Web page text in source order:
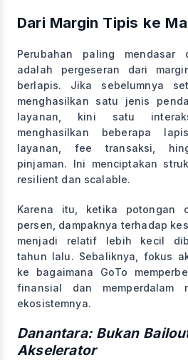
Dari Margin Tipis ke
Perubahan paling mendasar
adalah pergeseran dari
berlapis. Jika sebelumnya
menghasilkan satu jenis
layanan, kini satu
menghasilkan beberapa
layanan, fee transaksi,
pinjaman. Ini menciptakan
resilient dan scalable.
Karena itu, ketika potongan
persen, dampaknya terhadap
menjadi relatif lebih kecil
tahun lalu. Sebaliknya, fokus
ke bagaimana GoTo
finansial dan memperdalam
ekosistemnya.
Danantara: Bukan
Akselerator